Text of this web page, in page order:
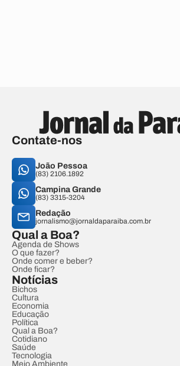
Contate-nos
João Pessoa
(83) 2106.1892
Campina Grande
(83) 3315-3204
Redação
jornalismo@jornaldaparaiba.com.br
Qual a Boa?
Agenda de Shows
O que fazer?
Onde comer e beber?
Onde ficar?
Notícias
Bichos
Cultura
Economia
Educação
Política
Qual a Boa?
Cotidiano
Saúde
Tecnologia
Meio Ambiente